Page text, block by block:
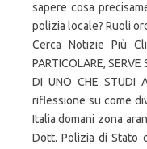
sapere cosa
polizia locale? Ruoli
Cerca Notizie Più
PARTICOLARE,
DI UNO CHE STUDI
riflessione su come
Italia domani zona
Dott. Polizia di Stato